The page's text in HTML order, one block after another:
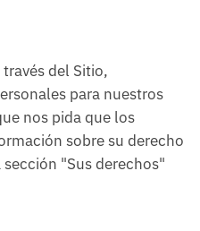
del Sitio,
para nuestros
nos pida que los
sobre su derecho
"Sus derechos"